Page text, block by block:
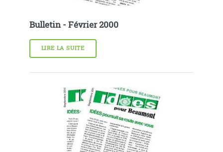
Bulletin - Février 2000
LIRE LA SUITE